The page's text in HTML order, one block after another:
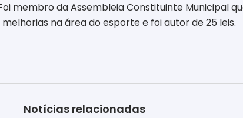
Foi membro da Assembleia Constituinte Municipal
na área do esporte e foi autor de 25 leis.
Notícias relacionadas